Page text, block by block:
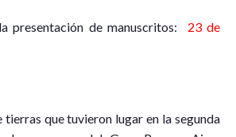
presentación de manuscritos: 23 de
tierras que tuvieron lugar en la segunda